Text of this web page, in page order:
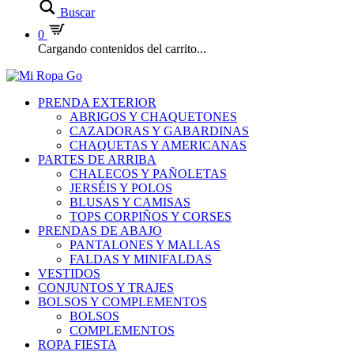
Buscar
0
Cargando contenidos del carrito...
PRENDA EXTERIOR
ABRIGOS Y CHAQUETONES
CAZADORAS Y GABARDINAS
CHAQUETAS Y AMERICANAS
PARTES DE ARRIBA
CHALECOS Y PAÑOLETAS
JERSÉIS Y POLOS
BLUSAS Y CAMISAS
TOPS CORPIÑOS Y CORSES
PRENDAS DE ABAJO
PANTALONES Y MALLAS
FALDAS Y MINIFALDAS
VESTIDOS
CONJUNTOS Y TRAJES
BOLSOS Y COMPLEMENTOS
BOLSOS
COMPLEMENTOS
ROPA FIESTA